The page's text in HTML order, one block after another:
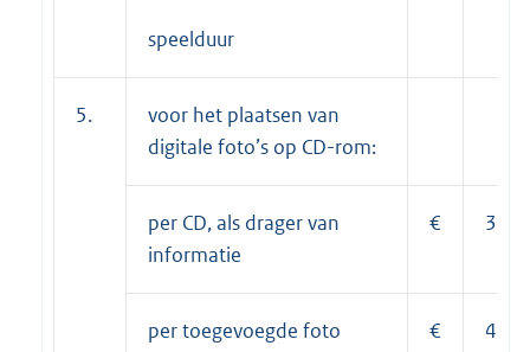
speelduur
5.
voor het plaatsen van
digitale foto’s op CD-rom:
per CD, als drager van
informatie
€ 3,20
per toegevoegde foto € 4,15